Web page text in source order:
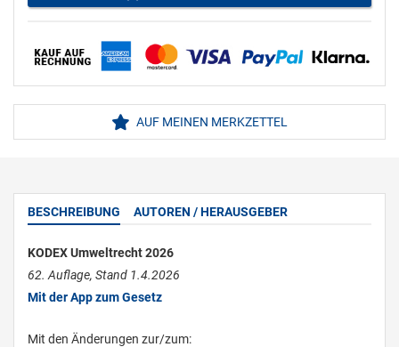
AUF MEINEN MERKZETTEL
BESCHREIBUNG AUTOREN / HERAUSGEBER
KODEX Umweltrecht 2026
62. Auflage, Stand 1.4.2026
Mit der App zum Gesetz
Mit den Änderungen zur/zum: